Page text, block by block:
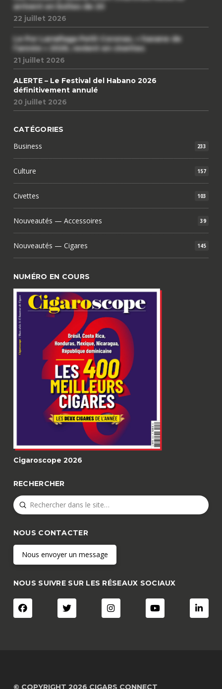
arrivent en boîtes de 20
22 juillet 2026
Le Por Larrañaga Petit Coronas, « havane de
l’année » 2026, revient en civettes
21 juillet 2026
ALERTE – Le Festival del Habano 2026
définitivement annulé
20 juillet 2026
CATÉGORIES
Business 233
Culture 157
Civettes 103
Nouveautés — Accessoires 39
Nouveautés — Cigares 145
NUMÉRO EN COURS
Cigaroscope 2026
RECHERCHER
Search
Submit
NOUS CONTACTER
Nous envoyer un message
NOUS SUIVRE SUR LES RÉSEAUX SOCIAUX
© COPYRIGHT 2026 CIGARS CONNECT